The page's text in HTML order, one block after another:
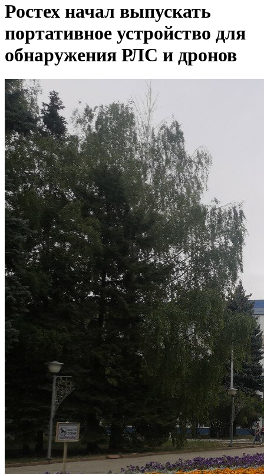
Ростех начал выпускать
портативное устройство для
обнаружения РЛС и дронов